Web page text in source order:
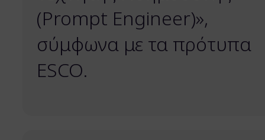
(Prompt Engineer)»,
σύμφωνα με τα πρότυπα
ESCO.